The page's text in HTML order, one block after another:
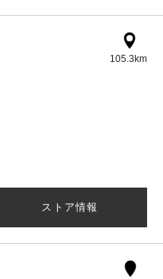
105.3km
ストア情報